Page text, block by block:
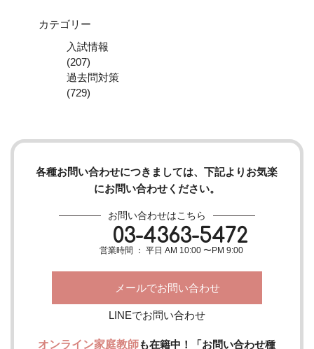
カテゴリー
入試情報
(207)
過去問対策
(729)
各種お問い合わせにつきましては、下記よりお気楽
にお問い合わせください。
お問い合わせはこちら
03-4363-5472
営業時間 ： 平日 AM 10:00 〜PM 9:00
メールでお問い合わせ
LINEでお問い合わせ
オンライン家庭教師も在籍中！「お問い合わせ種